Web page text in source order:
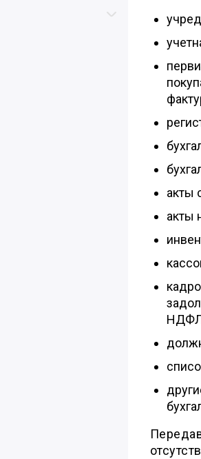
Скролл вниз
акты
акты